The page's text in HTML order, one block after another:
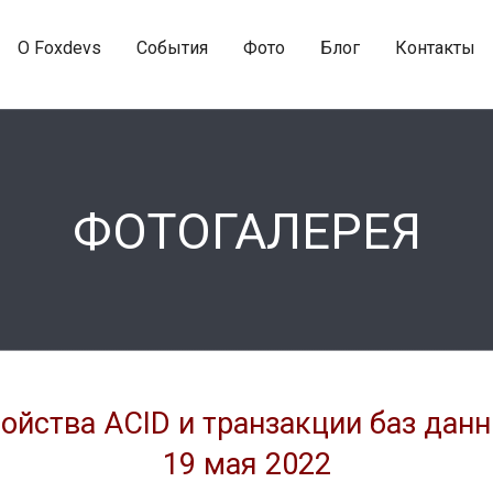
O Foxdevs События Фото Блог Контакты
ФОТОГАЛЕРЕЯ
ACID и транзакции баз
19 мая 2022